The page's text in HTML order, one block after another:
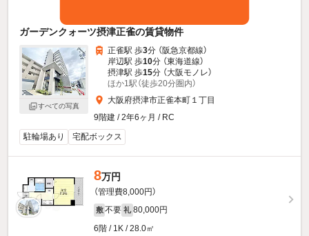
ガーデンクォーツ摂津正雀の賃貸物件
すべての写真
正雀駅 歩3分 （阪急京都線）
岸辺駅 歩10分 （東海道線）
摂津駅 歩15分 （大阪モノレ）
ほか1駅（徒歩20分圏内）
大阪府摂津市正雀本町１丁目
9階建 / 2年6ヶ月 / RC
駐輪場あり
宅配ボックス
8万円
（管理費8,000円）
敷 不要 礼 80,000円
6階 / 1K / 28.0㎡